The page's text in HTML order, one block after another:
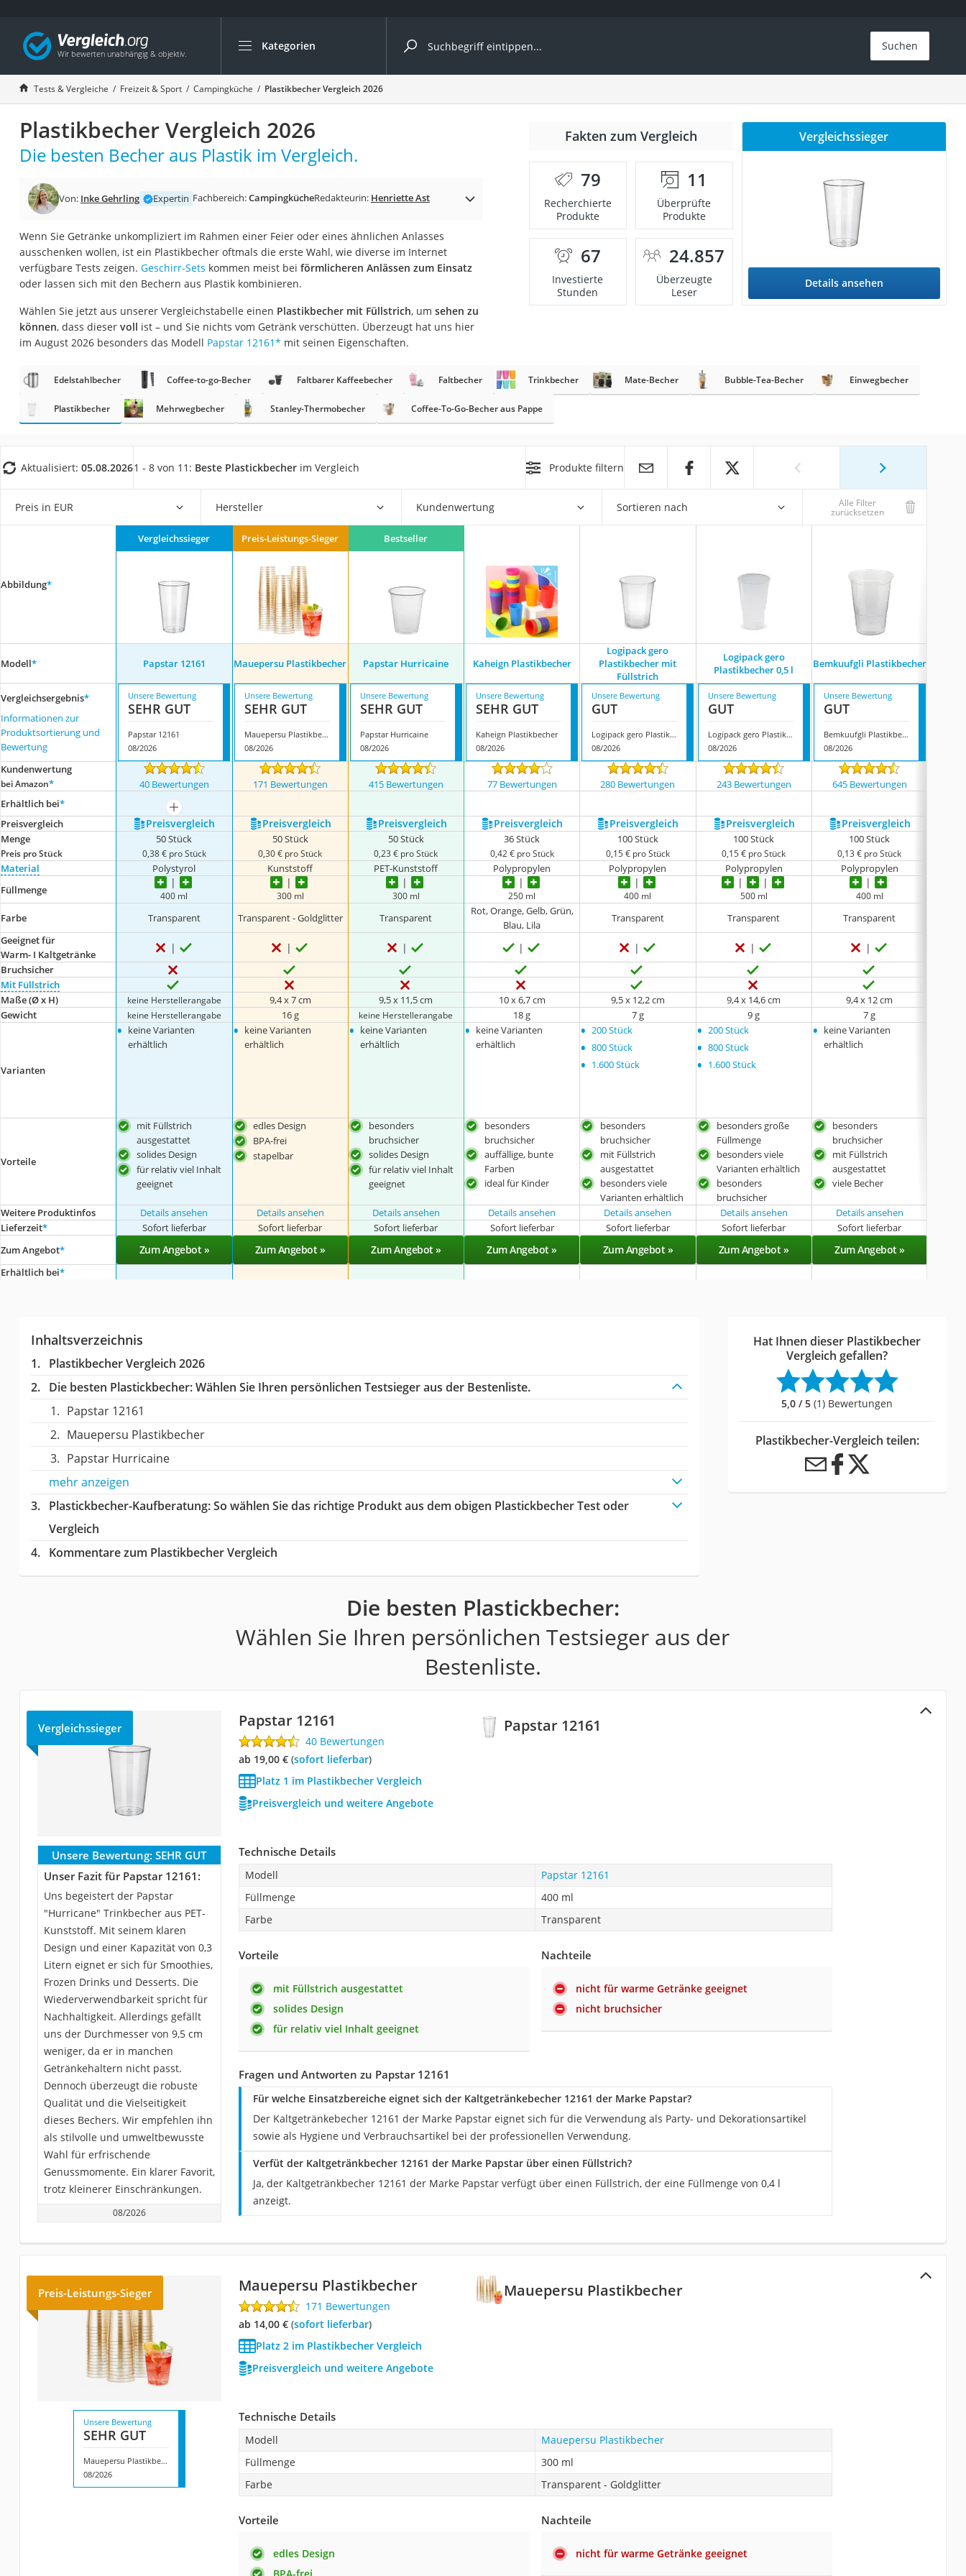
Kategorien
Die beliebtesten Vergleiche nach Kategorie
Freizeit & Sport
Gartentrampolin
Trampolin
Metalldetektor
Eufab-Fahrradträger
Trampolin 366 cm
Aluminium-Koffer
Futterboot
Air Bike
E-Bike-Dreirad
Trekkingschuhe Herren
Klimmzugstation
Koffer
Nachtsichtgerät
Handgepäck-Koffer
Wanderschuhe Herren
Sicherheitsweste Reiten
Suchen
Tests & Vergleiche Freizeit & Sport Campingküche Plastikbecher Vergleich 2026
Plastikbecher Vergleich 2026
Die besten Becher aus Plastik im Vergleich.
Von: Inke Gehrling Expertin Fachbereich:CampingkücheRedakteurin: Henriette Ast
Wenn Sie Getränke unkompliziert im Rahmen einer Feier oder eines ähnlichen Anlasses
ausschenken wollen, ist ein Plastikbecher oftmals die erste Wahl, wie diverse im Internet
verfügbare Tests zeigen. Geschirr-Sets kommen meist bei förmlicheren Anlässen zum Einsatz
oder lassen sich mit den Bechern aus Plastik kombinieren.
Wählen Sie jetzt aus unserer Vergleichstabelle einen Plastikbecher mit Füllstrich, um sehen zu
können, dass dieser voll ist – und Sie nichts vom Getränk verschütten. Überzeugt hat uns hier
im August 2026 besonders das Modell Papstar 12161* mit seinen Eigenschaften.
Fakten zum Vergleich
79
Recherchierte
Produkte
11
Überprüfte
Produkte
67
Investierte
Stunden
24.857
Überzeugte
Leser
Vergleichssieger
Details ansehen
Edelstahlbecher Coffee-to-go-Becher Faltbarer Kaffeebecher Faltbecher Trinkbecher Mate-Becher Bubble-Tea-Becher Einwegbecher
Plastikbecher Mehrwegbecher Stanley-Thermobecher Coffee-To-Go-Becher aus Pappe
Aktualisiert: 05.08.20261 - 8 von 11: Beste Plastickbecher im Vergleich Produkte filtern
Preis in EUR Hersteller Kundenwertung Sortieren nach Alle Filter
zurücksetzen
Abbildung*
Vergleichssieger Preis-Leistungs-Sieger Bestseller
Modell* Papstar 12161 Mauepersu Plastikbecher Papstar Hurricaine Kaheign Plastikbecher
Logipack gero
Plastikbecher mit
Füllstrich
Logipack gero
Plastikbecher 0,5 l
Bemkuufgli Plastikbecher
Vergleichsergebnis*
Informationen zur
Produktsortierung und
Bewertung
Unsere Bewertung
SEHR GUT
Papstar 12161
08/2026
Unsere Bewertung
SEHR GUT
Mauepersu Plastikbecher
08/2026
Unsere Bewertung
SEHR GUT
Papstar Hurricaine
08/2026
Unsere Bewertung
SEHR GUT
Kaheign Plastikbecher
08/2026
Unsere Bewertung
GUT
Logipack gero Plastikbecher mit Füllstrich
08/2026
Unsere Bewertung
GUT
Logipack gero Plastikbecher 0,5 l
08/2026
Unsere Bewertung
GUT
Bemkuufgli Plastikbecher
08/2026
Kundenwertung
bei Amazon* 40 Bewertungen 171 Bewertungen 415 Bewertungen 77 Bewertungen 280 Bewertungen 243 Bewertungen 645 Bewertungen
Erhältlich bei*
mehr anzeigen
Preis­vergleich
Preis­vergleich Preis­vergleich Preis­vergleich Preis­vergleich Preis­vergleich Preis­vergleich Preis­vergleich
Menge
Preis pro Stück
50 Stück
0,38 € pro Stück
50 Stück
0,30 € pro Stück
50 Stück
0,23 € pro Stück
36 Stück
0,42 € pro Stück
100 Stück
0,15 € pro Stück
100 Stück
0,15 € pro Stück
100 Stück
0,13 € pro Stück
Material Polystyrol Kunststoff PET-Kunststoff Polypropylen Polypropylen Polypropylen Polypropylen
Füllmenge
400 ml 300 ml 300 ml 250 ml 400 ml 500 ml 400 ml
Farbe Transparent Transparent - Goldglitter Transparent
Rot, Orange, Gelb, Grün,
Blau, Lila
Transparent Transparent Transparent
Geeignet für
Warm- I Kaltgetränke
Bruchsicher
Mit Füllstrich
Maße (Ø x H)
keine Herstellerangabe 9,4 x 7 cm 9,5 x 11,5 cm 10 x 6,7 cm 9,5 x 12,2 cm 9,4 x 14,6 cm 9,4 x 12 cm
Gewicht
keine Herstellerangabe 16 g keine Herstellerangabe 18 g 7 g 9 g 7 g
Varianten
• keine Varianten
erhältlich
• keine Varianten
erhältlich
• keine Varianten
erhältlich
• keine Varianten
erhältlich
• 200 Stück
• 800 Stück
• 1.600 Stück
• 200 Stück
• 800 Stück
• 1.600 Stück
• keine Varianten
erhältlich
Vorteile
mit Füllstrich
ausgestattet
solides Design
für relativ viel Inhalt
geeignet
edles Design
BPA-frei
stapelbar
besonders
bruchsicher
solides Design
für relativ viel Inhalt
geeignet
besonders
bruchsicher
auffällige, bunte
Farben
ideal für Kinder
besonders
bruchsicher
mit Füllstrich
ausgestattet
besonders viele
Varianten erhältlich
besonders große
Füllmenge
besonders viele
Varianten erhältlich
besonders
bruchsicher
besonders
bruchsicher
mit Füllstrich
ausgestattet
viele Becher
Weitere Produktinfos Details ansehen Details ansehen Details ansehen Details ansehen Details ansehen Details ansehen
Details ansehen
Lieferzeit* Sofort lieferbar Sofort lieferbar Sofort lieferbar Sofort lieferbar Sofort lieferbar Sofort lieferbar Sofort lieferbar
Zum Angebot* Zum Angebot » Zum Angebot » Zum Angebot » Zum Angebot » Zum Angebot » Zum Angebot » Zum Angebot »
Erhältlich bei*
Inhaltsverzeichnis
Plastikbecher Vergleich 2026
Die besten Plastickbecher:Wählen Sie Ihren persönlichen Testsieger aus der Bestenliste.
Papstar 12161
Mauepersu Plastikbecher
Papstar Hurricaine
mehr anzeigen
Plastickbecher-Kaufberatung: So wählen Sie das richtige Produkt aus dem obigen Plastickbecher Test oder
Vergleich
Kommentare zum Plastikbecher Vergleich
Hat Ihnen dieser Plastikbecher
Vergleich gefallen?
5,0 / 5 (1) Bewertungen
Plastikbecher-Vergleich teilen:
Die besten Plastickbecher:
Wählen Sie Ihren persönlichen Testsieger aus der
Bestenliste.
Papstar 12161
Vergleichssieger Papstar 12161
40 Bewertungen
ab 19,00 €( Sofort lieferbar)
Platz 1 im Plastikbecher Vergleich
Preisvergleich und weitere Angebote
Unsere Bewertung: SEHR GUT
Unser Fazit für Papstar 12161:
Uns begeistert der Papstar
"Hurricane" Trinkbecher aus PET-
Kunststoff. Mit seinem klaren
Design und einer Kapazität von 0,3
Litern eignet er sich für Smoothies,
Frozen Drinks und Desserts. Die
Wiederverwendbarkeit spricht für
Nachhaltigkeit. Allerdings gefällt
uns der Durchmesser von 9,5 cm
weniger, da er in manchen
Getränkehaltern nicht passt.
Dennoch überzeugt die robuste
Qualität und die Vielseitigkeit
dieses Bechers. Wir empfehlen ihn
als stilvolle und umweltbewusste
Wahl für erfrischende
Genussmomente. Ein klarer Favorit,
trotz kleinerer Einschränkungen.
08/2026
Technische Details
Modell
Papstar 12161
Füllmenge
400 ml
Farbe
Transparent
Vorteile
mit Füllstrich ausgestattet
solides Design
für relativ viel Inhalt geeignet
Nachteile
nicht für warme Getränke geeignet
nicht bruchsicher
Fragen und Antworten zu Papstar 12161
Für welche Einsatzbereiche eignet sich der Kaltgetränkebecher 12161 der Marke Papstar?
Der Kaltgetränkebecher 12161 der Marke Papstar eignet sich für die Verwendung als Party- und Dekorationsartikel
sowie als Hygiene und Verbrauchsartikel bei der professionellen Verwendung.
Verfüt der Kaltgetränkbecher 12161 der Marke Papstar über einen Füllstrich?
Ja, der Kaltgetränkbecher 12161 der Marke Papstar verfügt über einen Füllstrich, der eine Füllmenge von 0,4 l
anzeigt.
Mauepersu Plastikbecher
Preis-Leistungs-Sieger Mauepersu Plastikbecher
171 Bewertungen
ab 14,00 €( Sofort lieferbar)
Platz 2 im Plastikbecher Vergleich
Preisvergleich und weitere Angebote
Unsere Bewertung
SEHR GUT
Mauepersu Plastikbecher
08/2026
Technische Details
Modell
Mauepersu Plastikbecher
Füllmenge
300 ml
Farbe
Transparent - Goldglitter
Vorteile
edles Design
Nachteile
nicht für warme Getränke geeignet